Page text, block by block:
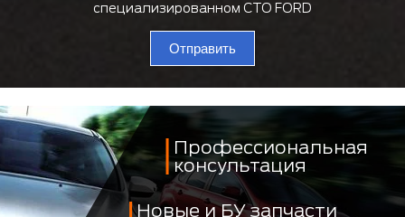
специализированном СТО FORD
Отправить
Профессиональная
консультация
Новые и БУ запчасти